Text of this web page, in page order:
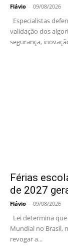
Flávio - 09/08/2026
Especialistas
validação dos
segurança,
Férias
de 2027
Flávio - 09/08/2026
Lei determina
Mundial no Brasil,
revogar a...